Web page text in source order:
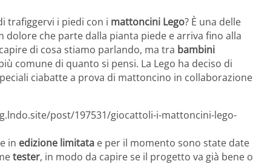
trafiggervi i piedi con i mattoncini Lego? È una delle
che parte dalla pianta piede e arriva fino alla
di cosa stiamo parlando, ma tra bambini
comune di quanto si pensi. La Lego ha deciso di
ciabatte a prova di mattoncino in collaborazione
post/197531/giocattoli-i-mattoncini-lego-
in edizione limitata e per il momento sono state date
tester, in modo da capire se il progetto va già bene o